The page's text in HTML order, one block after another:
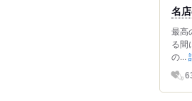
名
最高
る間
の...